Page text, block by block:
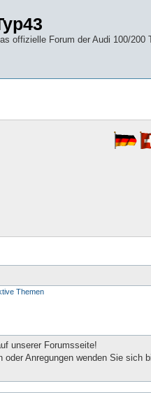
offizielle Forum der Audi 100/200
Themen
unserer Forumsseite!
oder Anregungen wenden Sie sich